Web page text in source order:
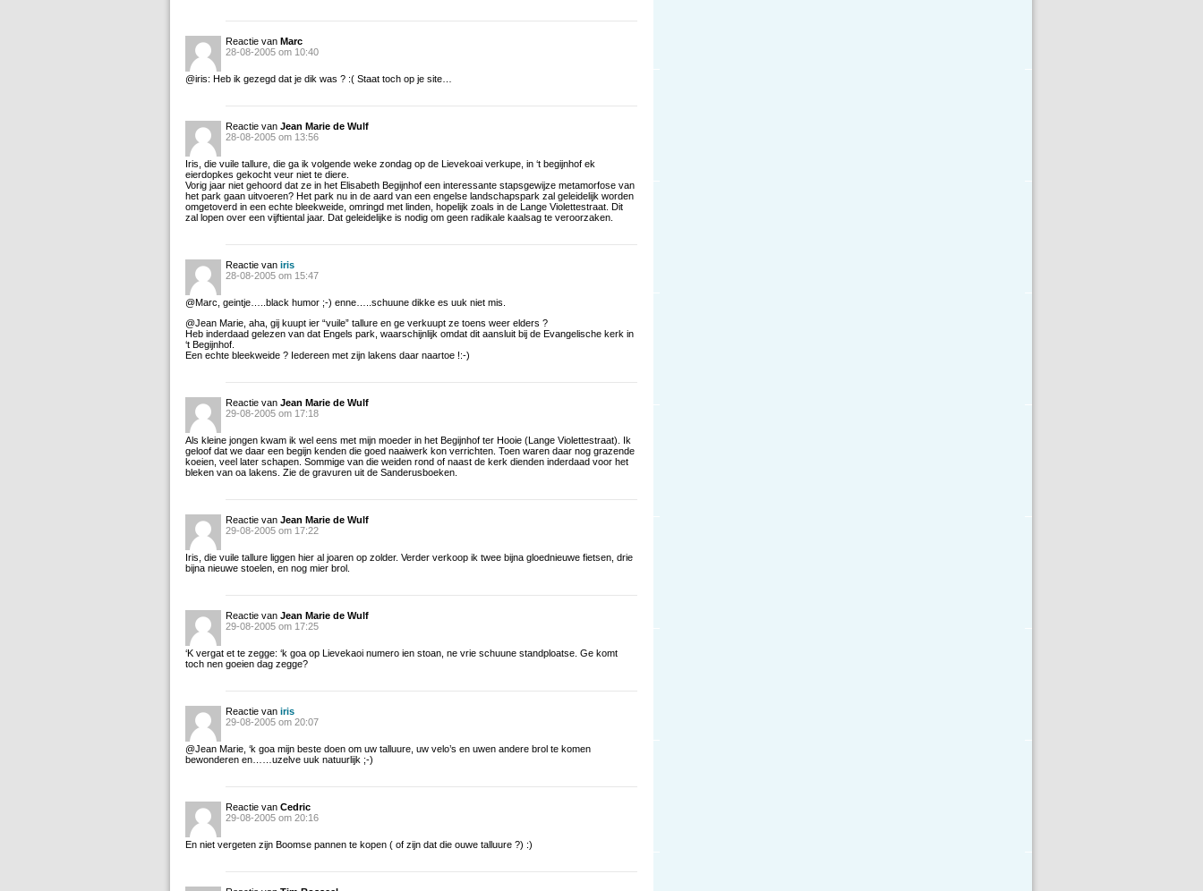
Reactie van Marc
28-08-2005 om 10:40
@iris: Heb ik gezegd dat je dik was ? :( Staat toch op je site…
Reactie van Jean Marie de Wulf
28-08-2005 om 13:56
Iris, die vuile tallure, die ga ik volgende weke zondag op de Lievekoai verkupe, in ‘t begijnhof ek
eierdopkes gekocht veur niet te diere.
Vorig jaar niet gehoord dat ze in het Elisabeth Begijnhof een interessante stapsgewijze metamorfose van
het park gaan uitvoeren? Het park nu in de aard van een engelse landschapspark zal geleidelijk worden
omgetoverd in een echte bleekweide, omringd met linden, hopelijk zoals in de Lange Violettestraat. Dit
zal lopen over een vijftiental jaar. Dat geleidelijke is nodig om geen radikale kaalsag te veroorzaken.
Reactie van iris
28-08-2005 om 15:47
@Marc, geintje…..black humor ;-) enne…..schuune dikke es uuk niet mis.
@Jean Marie, aha, gij kuupt ier “vuile” tallure en ge verkuupt ze toens weer elders ?
Heb inderdaad gelezen van dat Engels park, waarschijnlijk omdat dit aansluit bij de Evangelische kerk in
‘t Begijnhof.
Een echte bleekweide ? Iedereen met zijn lakens daar naartoe !:-)
Reactie van Jean Marie de Wulf
29-08-2005 om 17:18
Als kleine jongen kwam ik wel eens met mijn moeder in het Begijnhof ter Hooie (Lange Violettestraat). Ik
geloof dat we daar een begijn kenden die goed naaiwerk kon verrichten. Toen waren daar nog grazende
koeien, veel later schapen. Sommige van die weiden rond of naast de kerk dienden inderdaad voor het
bleken van oa lakens. Zie de gravuren uit de Sanderusboeken.
Reactie van Jean Marie de Wulf
29-08-2005 om 17:22
Iris, die vuile tallure liggen hier al joaren op zolder. Verder verkoop ik twee bijna gloednieuwe fietsen, drie
bijna nieuwe stoelen, en nog mier brol.
Reactie van Jean Marie de Wulf
29-08-2005 om 17:25
‘K vergat et te zegge: ‘k goa op Lievekaoi numero ien stoan, ne vrie schuune standploatse. Ge komt
toch nen goeien dag zegge?
Reactie van iris
29-08-2005 om 20:07
@Jean Marie, ‘k goa mijn beste doen om uw talluure, uw velo’s en uwen andere brol te komen
bewonderen en……uzelve uuk natuurlijk ;-)
Reactie van Cedric
29-08-2005 om 20:16
En niet vergeten zijn Boomse pannen te kopen ( of zijn dat die ouwe talluure ?) :)